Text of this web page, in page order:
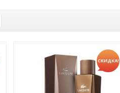
СКИДКА!